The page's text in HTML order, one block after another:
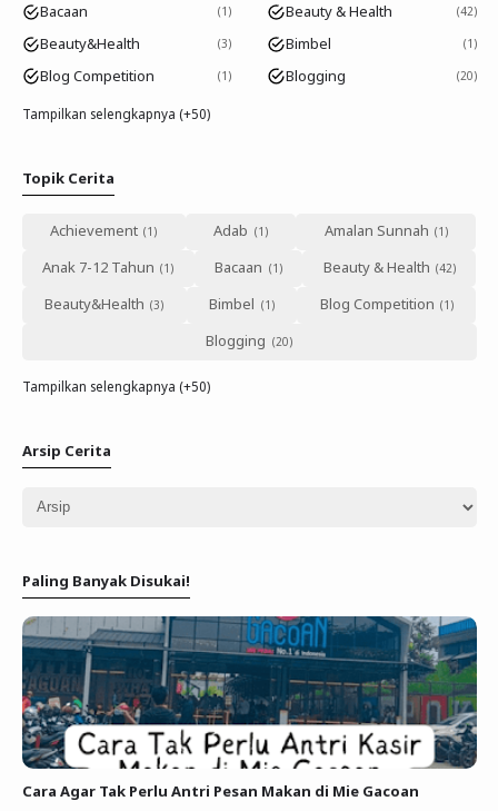
Bacaan 1 Beauty & Health 42
Beauty&Health 3 Bimbel 1
Blog Competition 1 Blogging 20
Tampilkan selengkapnya (+50)
Topik Cerita
Achievement Adab
Amalan Sunnah
Anak 7-12 Tahun
Bacaan
Beauty & Health
Beauty&Health
Bimbel
Blog Competition
Blogging
Tampilkan selengkapnya (+50)
Arsip Cerita
Paling Banyak Disukai!
Cara Agar Tak Perlu Antri Pesan Makan di Mie Gacoan